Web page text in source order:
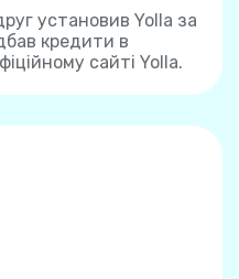
установив Yolla за
кредити в
сайті Yolla.